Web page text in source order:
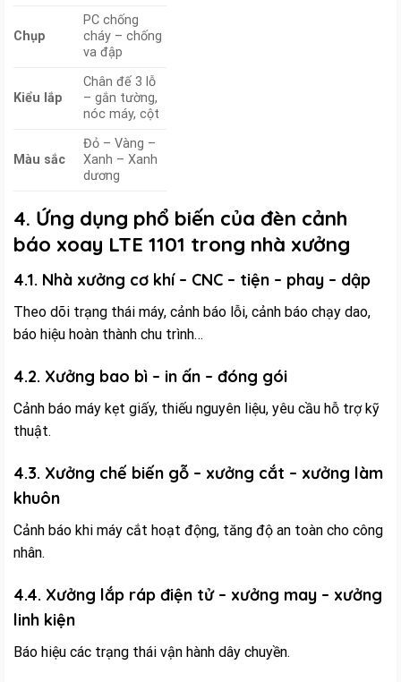
Chụp
PC chống
cháy – chống
va đập
Kiểu lắp
Chân đế 3 lỗ
– gắn tường,
nóc máy, cột
Màu sắc
Đỏ – Vàng –
Xanh – Xanh
dương
4. Ứng dụng phổ biến của đèn cảnh
báo xoay LTE 1101 trong nhà xưởng
4.1. Nhà xưởng cơ khí – CNC – tiện – phay – dập
Theo dõi trạng thái máy, cảnh báo lỗi, cảnh báo chạy dao,
báo hiệu hoàn thành chu trình…
4.2. Xưởng bao bì – in ấn – đóng gói
Cảnh báo máy kẹt giấy, thiếu nguyên liệu, yêu cầu hỗ trợ kỹ
thuật.
4.3. Xưởng chế biến gỗ – xưởng cắt – xưởng làm
khuôn
Cảnh báo khi máy cắt hoạt động, tăng độ an toàn cho công
nhân.
4.4. Xưởng lắp ráp điện tử – xưởng may – xưởng
linh kiện
Báo hiệu các trạng thái vận hành dây chuyền.